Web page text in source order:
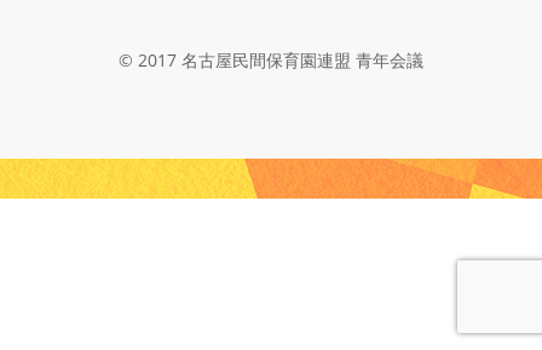
© 2017 名古屋民間保育園連盟 青年会議